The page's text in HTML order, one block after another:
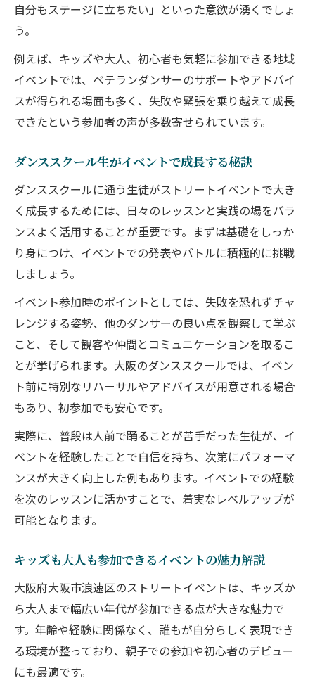
自分もステージに立ちたい」といった意欲が湧くでしょ
う。
例えば、キッズや大人、初心者も気軽に参加できる地域
イベントでは、ベテランダンサーのサポートやアドバイ
スが得られる場面も多く、失敗や緊張を乗り越えて成長
できたという参加者の声が多数寄せられています。
ダンススクール生がイベントで成長する秘訣
ダンススクールに通う生徒がストリートイベントで大き
く成長するためには、日々のレッスンと実践の場をバラ
ンスよく活用することが重要です。まずは基礎をしっか
り身につけ、イベントでの発表やバトルに積極的に挑戦
しましょう。
イベント参加時のポイントとしては、失敗を恐れずチャ
レンジする姿勢、他のダンサーの良い点を観察して学ぶ
こと、そして観客や仲間とコミュニケーションを取るこ
とが挙げられます。大阪のダンススクールでは、イベン
ト前に特別なリハーサルやアドバイスが用意される場合
もあり、初参加でも安心です。
実際に、普段は人前で踊ることが苦手だった生徒が、イ
ベントを経験したことで自信を持ち、次第にパフォーマ
ンスが大きく向上した例もあります。イベントでの経験
を次のレッスンに活かすことで、着実なレベルアップが
可能となります。
キッズも大人も参加できるイベントの魅力解説
大阪府大阪市浪速区のストリートイベントは、キッズか
ら大人まで幅広い年代が参加できる点が大きな魅力で
す。年齢や経験に関係なく、誰もが自分らしく表現でき
る環境が整っており、親子での参加や初心者のデビュー
にも最適です。